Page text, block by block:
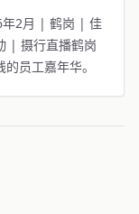
年2月 | 鹤岗 | 佳
| 摄行直播鹤岗
员工嘉年华。